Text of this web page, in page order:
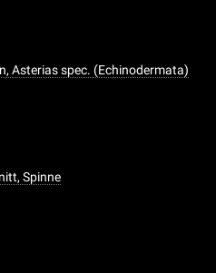
Asterias spec. (Echinodermata)
Spinne